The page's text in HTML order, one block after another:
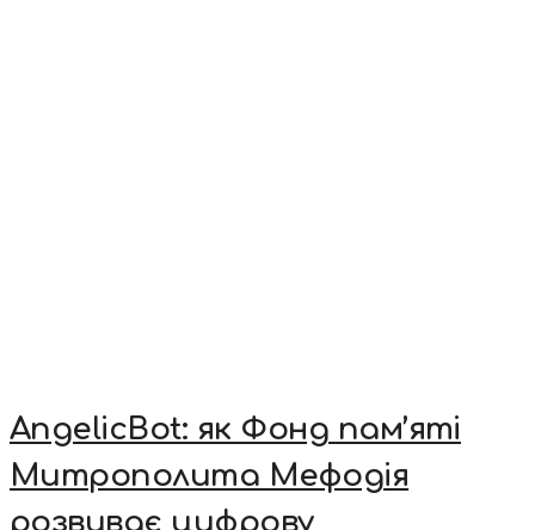
AngelicBot: як Фонд пам’яті
Митрополита Мефодія
розвиває цифрову